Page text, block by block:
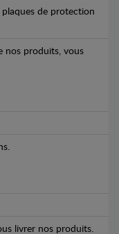
de protection
nos produits, vous
livrer nos produits.